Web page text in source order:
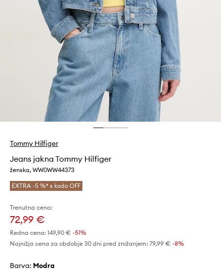
Tommy Hilfiger
Jeans jakna Tommy Hilfiger
ženska, WW0WW44373
EXTRA -5 %* s kodo OFF
Trenutna cena:
72,99 €
Redna cena: 149,90 € -51%
Najnižja cena za obdobje 30 dni pred znižanjem: 79,99 € -8%
Barva: modra